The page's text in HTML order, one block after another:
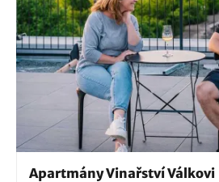
Apartmány Vinařství Válkovi